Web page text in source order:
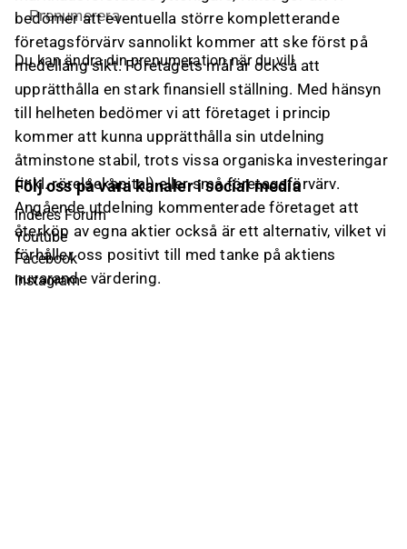
bedömer att eventuella större kompletterande
företagsförvärv sannolikt kommer att ske först på
medellång sikt. Företagets mål är också att
upprätthålla en stark finansiell ställning. Med hänsyn
till helheten bedömer vi att företaget i princip
kommer att kunna upprätthålla sin utdelning
åtminstone stabil, trots vissa organiska investeringar
(inkl. rörelsekapital) eller små företagsförvärv.
Angående utdelning kommenterade företaget att
återköp av egna aktier också är ett alternativ, vilket vi
förhåller oss positivt till med tanke på aktiens
nuvarande värdering.
Prenumerera
Du kan ändra din prenumeration när du vill
Följ oss på våra kanaler i social media
Inderes Forum
Youtube
Facebook
Instagram